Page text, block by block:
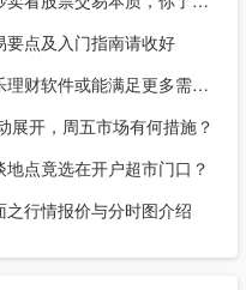
点及入门指南请收好
股民常用电视获股市信息，涨乐理财软件或能满足更多需求？
展开，周五市场有何措施？
点竟选在开户超市门口？
行情报价与分时图介绍